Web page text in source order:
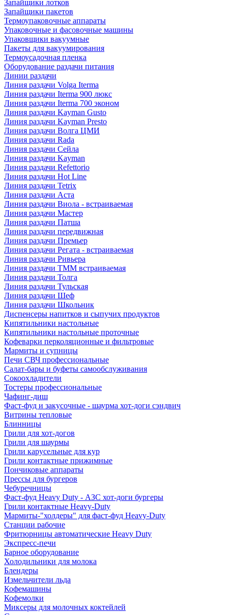
Запайщики лотков
Запайщики пакетов
Термоупаковочные аппараты
Упаковочные и фасовочные машины
Упаковщики вакуумные
Пакеты для вакуумирования
Термоусадочная пленка
Оборудование раздачи питания
Линии раздачи
Линия раздачи Volga Iterma
Линия раздачи Iterma 900 люкс
Линия раздачи Iterma 700 эконом
Линия раздачи Kayman Gusto
Линия раздачи Kayman Presto
Линия раздачи Волга ЦМИ
Линия раздачи Rada
Линия раздачи Сейла
Линия раздачи Kayman
Линия раздачи Refettorio
Линия раздачи Hot Line
Линия раздачи Tetrix
Линия раздачи Аста
Линия раздачи Виола - встраиваемая
Линия раздачи Мастер
Линия раздачи Патша
Линия раздачи передвижная
Линия раздачи Премьер
Линия раздачи Регата - встраиваемая
Линия раздачи Ривьера
Линия раздачи ТММ встраиваемая
Линия раздачи Толга
Линия раздачи Тульская
Линия раздачи Шеф
Линия раздачи Школьник
Диспенсеры напитков и сыпучих продуктов
Кипятильники настольные
Кипятильники настольные проточные
Кофеварки перколяционные и фильтровые
Мармиты и супницы
Печи СВЧ профессиональные
Салат-бары и буфеты самообслуживания
Сокоохладители
Тостеры профессиональные
Чафинг-диш
Фаст-фуд и закусочные - шаурма хот-доги сэндвич
Витрины тепловые
Блинницы
Грили для хот-догов
Грили для шаурмы
Грили карусельные для кур
Грили контактные прижимные
Пончиковые аппараты
Прессы для бургеров
Чебуречницы
Фаст-фуд Heavy Duty - АЗС хот-доги бургеры
Грили контактные Heavy-Duty
Мармиты-"холдеры" для фаст-фуд Heavy-Duty
Станции рабочие
Фритюрницы автоматические Heavy Duty
Экспресс-печи
Барное оборудование
Холодильники для молока
Блендеры
Измельчители льда
Кофемашины
Кофемолки
Миксеры для молочных коктейлей